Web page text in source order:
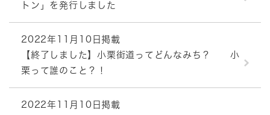
トン」を発行しました
2022年11月10日掲載
【終了しました】小栗街道ってどんなみち？ 小
栗って誰のこと？！
2022年11月10日掲載